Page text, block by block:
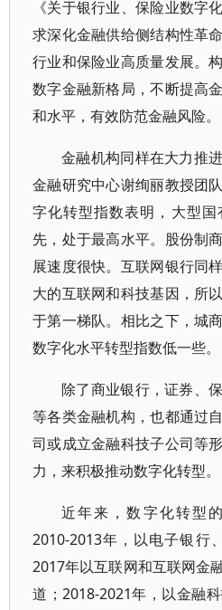
《关于银行业、保险业数字
求深化金融供给侧结构性革
行业和保险业高质量发展。
数字金融新格局，不断提高
和水平，有效防范金融风险。
金融机构同样在大力推
金融研究中心谢绚丽教授团
字化转型指数表明，大型
先，处于最高水平。股份制
展速度很快。互联网银行同
大的互联网和科技基因，所
于第一梯队。相比之下，城
数字化水平转型指数低一些。
除了商业银行，证券、
等各类金融机构，也都通过
司或成立金融科技子公司等
力，来积极推动数字化转型。
近年来，数字化转型
2010-2013年，以电子银行
2017年以互联网和互联网金
道；2018-2021年，以金融